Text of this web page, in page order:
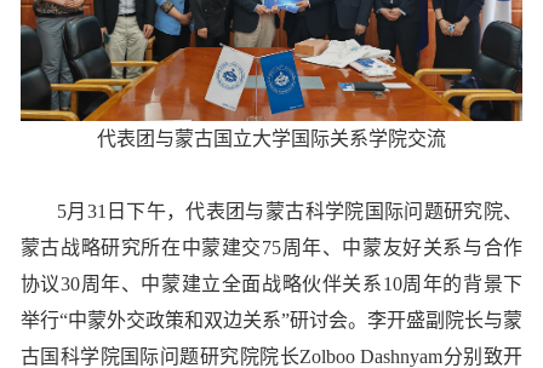
代表团与蒙古国立大学国际关系学院交流
5月31日下午，代表团与蒙古科学院国际问题研究院、
蒙古战略研究所在中蒙建交75周年、中蒙友好关系与合作
协议30周年、中蒙建立全面战略伙伴关系10周年的背景下
举行“中蒙外交政策和双边关系”研讨会。李开盛副院长与蒙
古国科学院国际问题研究院院长Zolboo Dashnyam分别致开